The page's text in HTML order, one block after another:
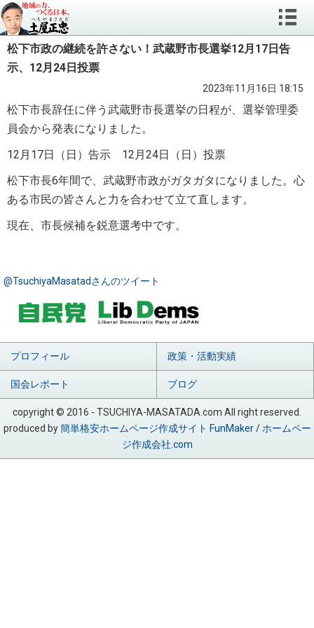
松下市政の継続を許さない！武蔵野市長選挙12月17日告
示、12月24日投票
2023年11月16日 18:15
松下市長辞任に伴う武蔵野市長選挙の日程が、選挙管理委
員会から発表になりました。
12月17日（日）告示 12月24日（日）投票
松下市長6年間で、武蔵野市政がガタガタになりました。 心
ある市民の皆さんと力を合わせて立て直します。
現在、市長候補を鋭意選考中です。
@TsuchiyaMasatadさんのツイート
プロフィール 政策・活動実績
国会レポート ブログ
copyright © 2016 - TSUCHIYA-MASATADA.com All right reserved.
produced by簡単格安ホームページ作成サイト FunMaker/ ホームペー
ジ作成会社.com